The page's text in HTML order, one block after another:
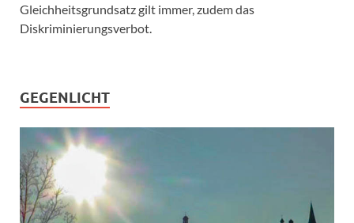
Gleichheitsgrundsatz gilt immer, zudem das
Diskriminierungsverbot.
GEGENLICHT